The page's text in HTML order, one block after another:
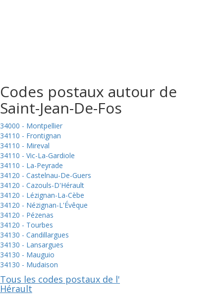
Codes postaux autour de
Saint-Jean-De-Fos
34000 - Montpellier
34110 - Frontignan
34110 - Mireval
34110 - Vic-La-Gardiole
34110 - La-Peyrade
34120 - Castelnau-De-Guers
34120 - Cazouls-D'Hérault
34120 - Lézignan-La-Cèbe
34120 - Nézignan-L'Évêque
34120 - Pézenas
34120 - Tourbes
34130 - Candillargues
34130 - Lansargues
34130 - Mauguio
34130 - Mudaison
Tous les codes postaux de l'
Hérault